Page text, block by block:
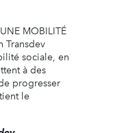
MOBILITÉ
Transdev
sociale, en
à des
progresser
le